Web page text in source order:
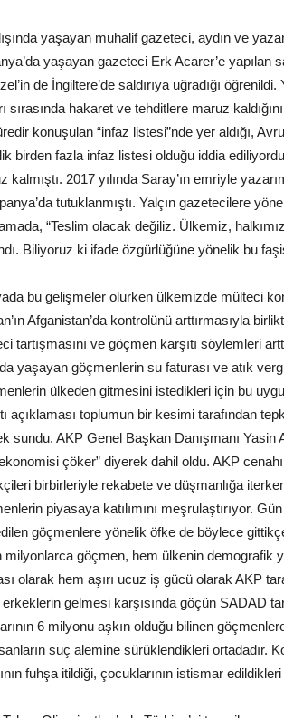
yaşayan muhalif gazeteci, aydın ve
yaşayan gazeteci Erk Acarer’e yapılan
de İngiltere’de saldırıya uğradığı
sırasında hakaret ve tehditlere maruz
konuşulan “infaz listesi”nde yer aldığı,
birden fazla infaz listesi olduğu iddia
kalmıştı. 2017 yılında Saray’ın emriyle
tutuklanmıştı. Yalçın gazetecilere
“Teslim olacak değiliz. Ülkemiz,
Biliyoruz ki ifade özgürlüğüne yönelik bu
bu gelişmeler olurken ülkemizde mülteci
Afganistan’da kontrolünü arttırmasıyla
tartışmasını ve göçmen karşıtı söylemleri
yaşayan göçmenlerin su faturası ve atık
ülkeden gitmesini istedikleri için bu
açıklaması toplumun bir kesimi tarafından
sundu. AKP Genel Başkan Danışmanı
çöker” diyerek dahil oldu. AKP
birbirleriyle rekabete ve düşmanlığa
piyasaya katılımını meşrulaştırıyor.
göçmenlere yönelik öfke de böylece
milyonlarca göçmen, hem ülkenin demografik
olarak hem aşırı ucuz iş gücü olarak AKP
gelmesi karşısında göçün SADAD
6 milyonu aşkın olduğu bilinen
suç alemine sürüklendikleri ortadadır.
fuhşa itildiği, çocuklarının istismar